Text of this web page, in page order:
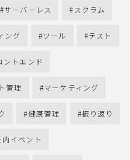
サーバーレス スクラム
ング ツール テスト
ントエンド
管理 マーケティング
健康管理 振り返り
内イベント